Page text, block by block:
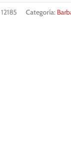
12185 Categoría: